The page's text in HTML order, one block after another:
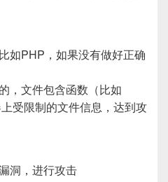
如PHP，如果没有做好正确
，文件包含函数（比如
受限制的文件信息，达到攻
洞，进行攻击